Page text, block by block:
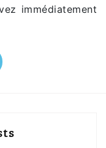
immédiatement